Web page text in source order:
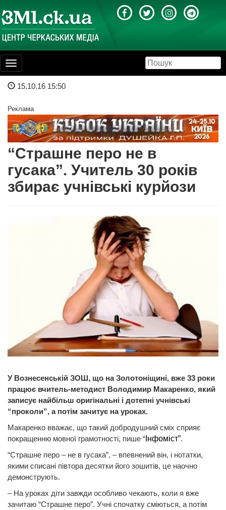
Toggle
navigation
15.10.16 15:50
Реклама
“Страшне перо не в
гусака”. Учитель 30 років
збирає учнівські курйози
У Вознесенській ЗОШ, що на Золотоніщині, вже 33 роки
працює вчитель-методист Володимир Макаренко, який
записує найбільш оригінальні і дотепні учнівські
“проколи”, а потім зачитує на уроках.
Макаренко вважає, що такий добродушний сміх сприяє
покращенню мовної грамотності, пише “ Інфоміст”.
“Страшне перо – не в гусака”, – впевнений він, і нотатки,
якими списані півтора десятки його зошитів, це наочно
демонструють.
– На уроках діти завжди особливо чекають, коли я вже
зачитаю “Страшне перо”. Учні спочатку сміються, а потім